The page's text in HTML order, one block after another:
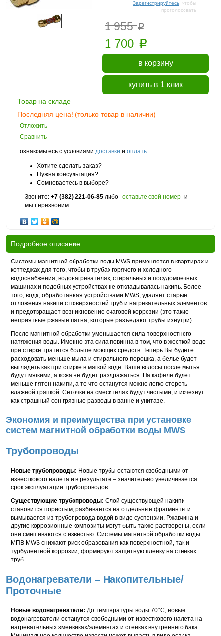
Зарегистрируйтесь , чтобы
проголосовать
1 955p
_____
1 700 p
в корзину
купить в 1 клик
Товар на складе
Последняя цена! (только товар в наличии)
Отложить
Сравнить
ознакомьтесь с условиями доставки и оплаты
Хотите сделать заказ?
Нужна консультация?
Сомневаетесь в выборе?
Звоните: +7 (382) 221-06-85 либо оставьте свой номер и
мы перезвоним.
Подробное описание
Системы магнитной обработки воды MWS применяется в квартирах и
коттеджах для того, чтобы в трубах горячего и холодного
водоснабжения, водонагревателях, стиральных и посудомоечных
машинах и подобных устройствах не откладывалась накипь. Более
того, вода, обработанная устройствами MWS, удаляет старые
отложения накипи с поверхностей труб и нагревательных элементов
и предотвращает возникновение очаговой коррозии (это такие
неприятные ржавые пятна, которые разъедают трубы изнутри).
После магнитной обработки уменьшается сила поверхностного
натяжения воды. Именно эта сила повинна в том, что в жесткой воде
при стирке тратится больше моющих средств. Теперь Вы будете
расходовать меньше мыла и стирального порошка, а белье будет
выглядеть как при стирке в мягкой воде. Ваши волосы после мытья
будут мягкими, а кожа не будет раздражаться. На кафеле будет
меньше пятен накипи, а те что останутся можно легко стереть
влажной тряпкой. Сеточки на смесителях будут чистыми, и исчезнут
как страшный сон грязные разводы в ванне и унитазе.
Экономия и преимущества при установке
систем магнитной обработки воды MWS
Трубопроводы
Новые трубопроводы: Новые трубы остаются свободными от
известкового налета и в результате – значительно увеличивается
срок эксплуатации трубопроводов
Существующие трубопроводы: Слой существующей накипи
становится пористым, разбивается на отдельные фрагменты и
вымывается из трубопровода водой в виде суспензии. Ржавчина и
другие коррозионные композиты могут быть также растворены, если
они смешиваются с известью. Системы магнитной обработки воды
МПВ MWS снижают риск образования как поверхностной, так и
турбулентной коррозии, формируют защитную пленку на стенках
труб.
Водонагреватели – Накопительные/
Проточные
Новые водонагреватели: До температуры воды 70°C, новые
водонагреватели останутся свободными от известкового налета на
нагревательных змеевиках/элементах и стенках внутреннего бака.